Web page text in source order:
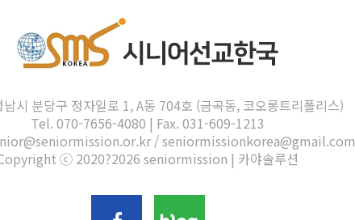
남시 분당구 정자일로 1, A동 704호 (금곡동, 코오롱트리폴리스)
Tel. 070-7656-4080 | Fax. 031-609-1213
/seniormissionkorea@gmail.com
ⓒ 2020?2026 seniormission | 카야솔루션